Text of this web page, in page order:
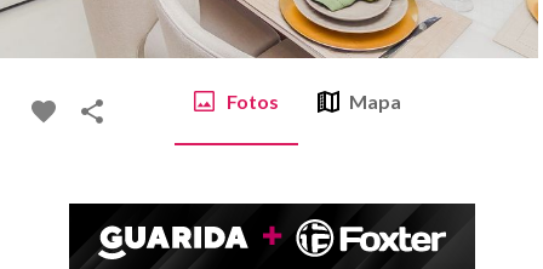
Fotos Mapa